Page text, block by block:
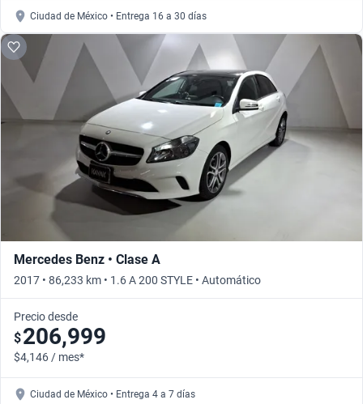
Ciudad de México • Entrega 16 a 30 días
Mercedes Benz • Clase A
2017 • 86,233 km • 1.6 A 200 STYLE • Automático
Precio desde
$206,999
$4,146 / mes*
Ciudad de México • Entrega 4 a 7 días